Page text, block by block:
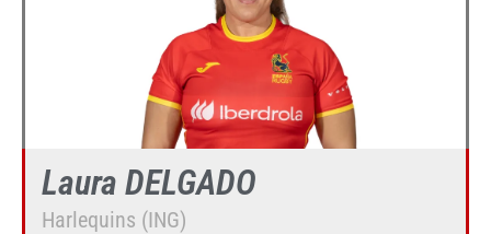
Laura DELGADO
Harlequins (ING)